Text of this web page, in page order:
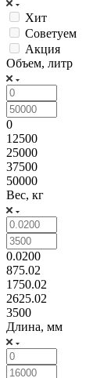
Хит
Советуем
Акция
Объем, литр
0
12500
25000
37500
50000
Вес, кг
0.0200
875.02
1750.02
2625.02
3500
Длина, мм